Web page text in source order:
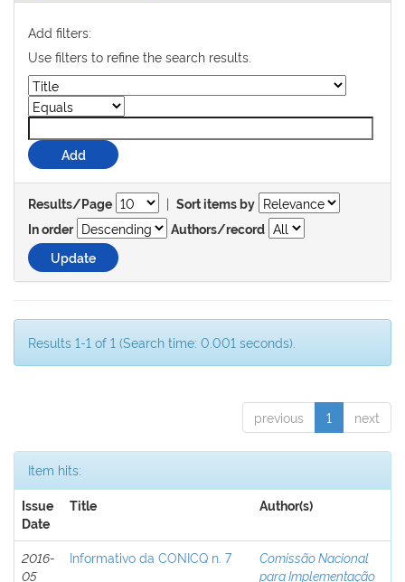
Add filters:
Use filters to refine the search results.
Results/Page | Sort items by
In order
Authors/record
Results 1-1 of 1 (Search time: 0.001 seconds).
previous 1 next
Item hits:
Issue
Date
Title Author(s)
2016-
05
Informativo da CONICQ n. 7
Comissão Nacional
para Implementação